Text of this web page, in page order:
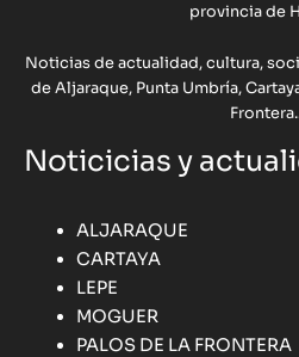
provincia de
Noticias de actualidad, cultura,
de Aljaraque, Punta Umbría,
Noticicias y
ALJARAQUE
CARTAYA
LEPE
MOGUER
PALOS DE LA FRONTERA